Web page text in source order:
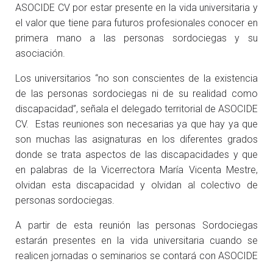
ASOCIDE CV por estar presente en la vida universitaria y
el valor que tiene para futuros profesionales conocer en
primera mano a las personas sordociegas y su
asociación.
Los universitarios “no son conscientes de la existencia
de las personas sordociegas ni de su realidad como
discapacidad”, señala el delegado territorial de ASOCIDE
CV. Estas reuniones son necesarias ya que hay ya que
son muchas las asignaturas en los diferentes grados
donde se trata aspectos de las discapacidades y que
en palabras de la Vicerrectora María Vicenta Mestre,
olvidan esta discapacidad y olvidan al colectivo de
personas sordociegas.
A partir de esta reunión las personas Sordociegas
estarán presentes en la vida universitaria cuando se
realicen jornadas o seminarios se contará con ASOCIDE